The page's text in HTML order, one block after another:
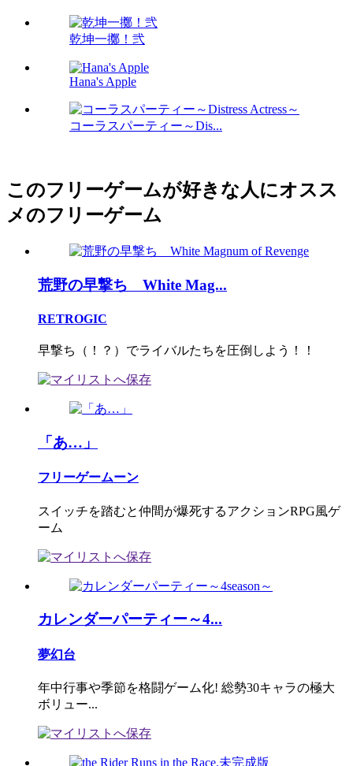
乾坤一擲！弐
Hana's Apple
コーラスパーティー～Dis...
このフリーゲームが好きな人にオスス
メのフリーゲーム
荒野の早撃ち White Mag...
RETROGIC
早撃ち（！？）でライバルたちを圧倒しよう！！
「あ…」
フリーゲームーン
スイッチを踏むと仲間が爆死するアクションRPG風ゲ
ーム
カレンダーパーティー～4...
夢幻台
年中行事や季節を格闘ゲーム化! 総勢30キャラの極大
ボリュー...